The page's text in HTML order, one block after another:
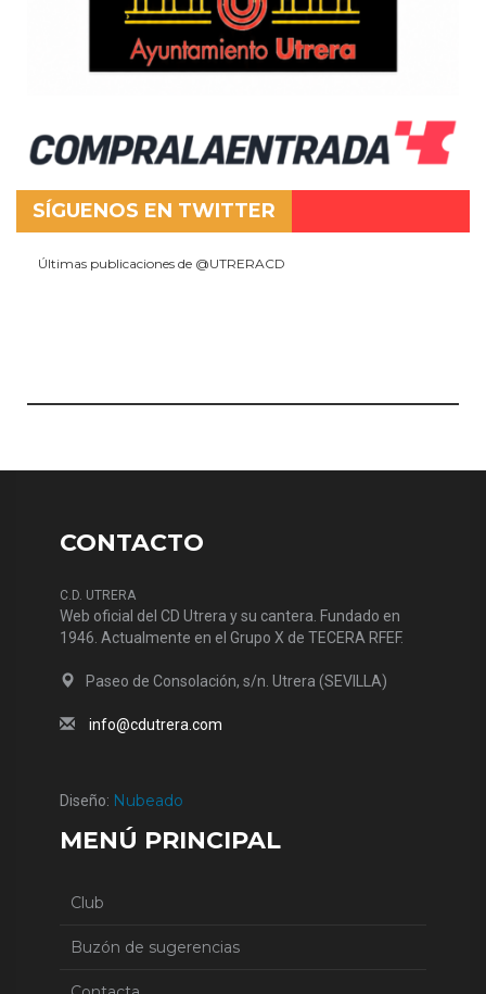
SÍGUENOS EN TWITTER
Últimas publicaciones de @UTRERACD
CONTACTO
C.D. UTRERA
Web oficial del CD Utrera y su cantera. Fundado en
1946. Actualmente en el Grupo X de TECERA RFEF.
Paseo de Consolación, s/n. Utrera (SEVILLA)
info@cdutrera.com
Diseño: Nubeado
MENÚ PRINCIPAL
Club
Buzón de sugerencias